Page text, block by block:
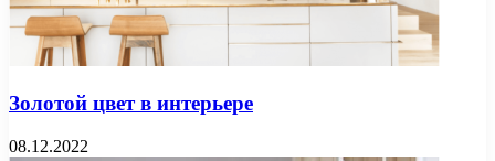
Золотой цвет в интерьере
08.12.2022